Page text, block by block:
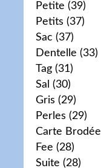
Petite (39)
Petits (37)
Sac (37)
Dentelle (33)
Tag (31)
Sal (30)
Gris (29)
Perles (29)
Carte Brodée
Fee (28)
Suite (28)